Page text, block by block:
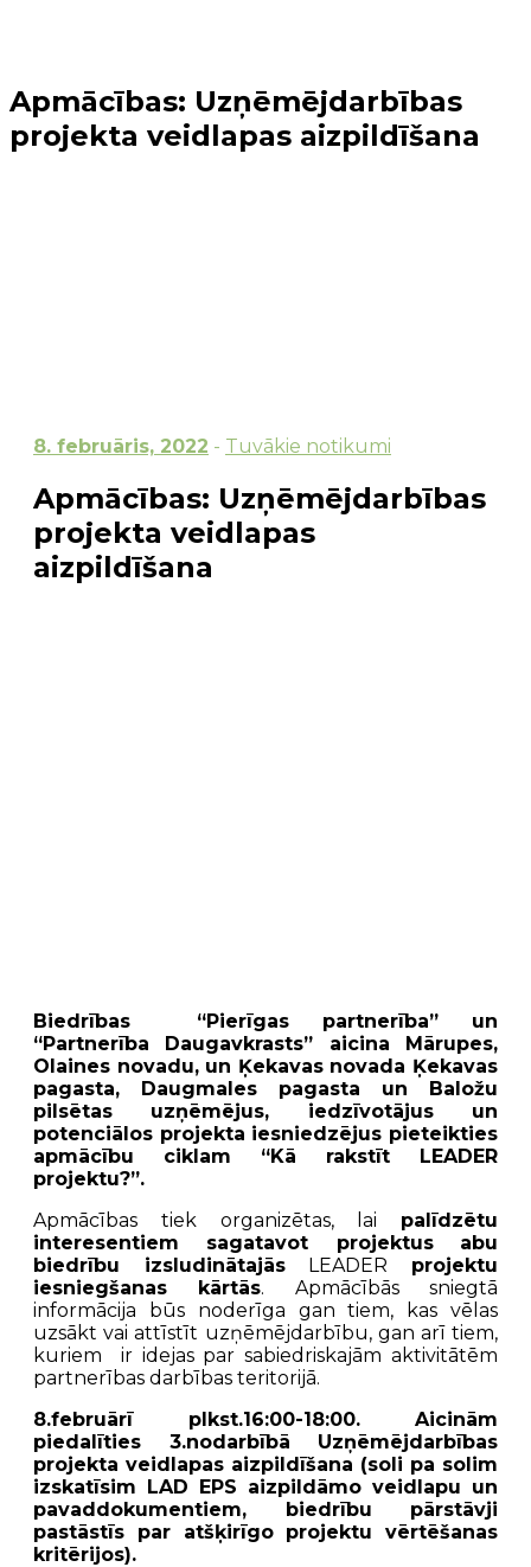
Apmācības: Uzņēmējdarbības
projekta veidlapas aizpildīšana
8. februāris, 2022 - Tuvākie notikumi
Apmācības: Uzņēmējdarbības
projekta veidlapas
aizpildīšana
Biedrības “Pierīgas partnerība” un
“Partnerība Daugavkrasts” aicina Mārupes,
Olaines novadu, un Ķekavas novada Ķekavas
pagasta, Daugmales pagasta un Baložu
pilsētas uzņēmējus, iedzīvotājus un
potenciālos projekta iesniedzējus pieteikties
apmācību ciklam “Kā rakstīt LEADER
projektu?”.
Apmācības tiek organizētas, lai palīdzētu
interesentiem sagatavot projektus
abu
biedrību izsludinātajāsLEADER projektu
iesniegšanas kārtās. Apmācībās sniegtā
informācija būs noderīga gan tiem, kas vēlas
uzsākt vai attīstīt uzņēmējdarbību, gan arī tiem,
kuriem ir idejas par sabiedriskajām aktivitātēm
partnerības darbības teritorijā.
8.februārī plkst.16:00-18:00. Aicinām
piedalīties 3.nodarbībā Uzņēmējdarbības
projekta veidlapas aizpildīšana (soli pa solim
izskatīsim LAD EPS aizpildāmo veidlapu un
pavaddokumentiem, biedrību pārstāvji
pastāstīs par atšķirīgo projektu vērtēšanas
kritērijos).